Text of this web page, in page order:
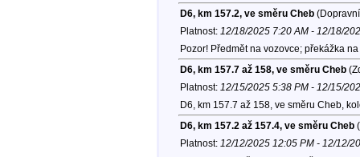
D6, km 157.2, ve směru Cheb
Platnost: 12/18/2025 7:20 AM - 12/18/
Pozor! Předmět na vozovce; překážka
D6, km 157.7 až 158, ve směru Cheb
Platnost: 12/15/2025 5:38 PM - 12/15/
D6, km 157.7 až 158, ve směru Cheb,
D6, km 157.2 až 157.4, ve směru Cheb
Platnost: 12/12/2025 12:05 PM - 12/12/